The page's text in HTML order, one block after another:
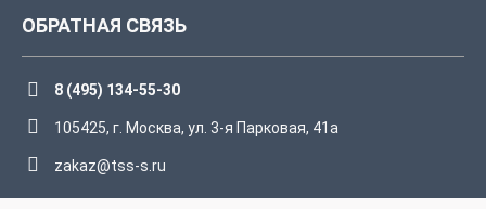
ОБРАТНАЯ СВЯЗЬ
8 (495) 134-55-30
105425, г. Москва, ул. 3-я Парковая, 41а
zakaz@tss-s.ru